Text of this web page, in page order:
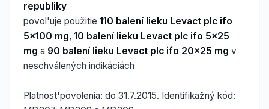
republiky
povol'uje použitie 110 balení lieku Levact plc ifo
5x100 mg, 10 balení lieku Levact plc ifo 5x25
mg a 90 balení lieku Levact plc ifo 20x25 mg v
neschválených indikáciách
Platnost'povolenia: do 31.7.2015. Identifikažný kód: